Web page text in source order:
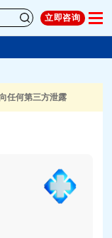
立即咨询
任何第三方泄露